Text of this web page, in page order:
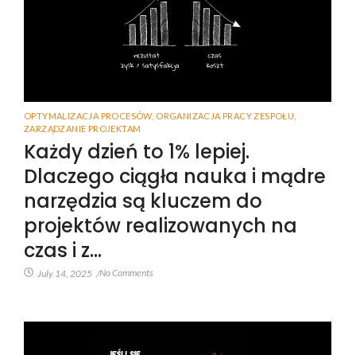
OPTYMALIZACJA PROCESÓW, ORGANIZACJA PRACY ZESPOŁU
ZARZĄDZANIE PROJEKTAM
Każdy dzień to 1% lepiej.
Dlaczego ciągła nauka i mądre
narzędzia są kluczem do
projektów realizowanych na
czas i z…
July 14, 2025 /No Comments